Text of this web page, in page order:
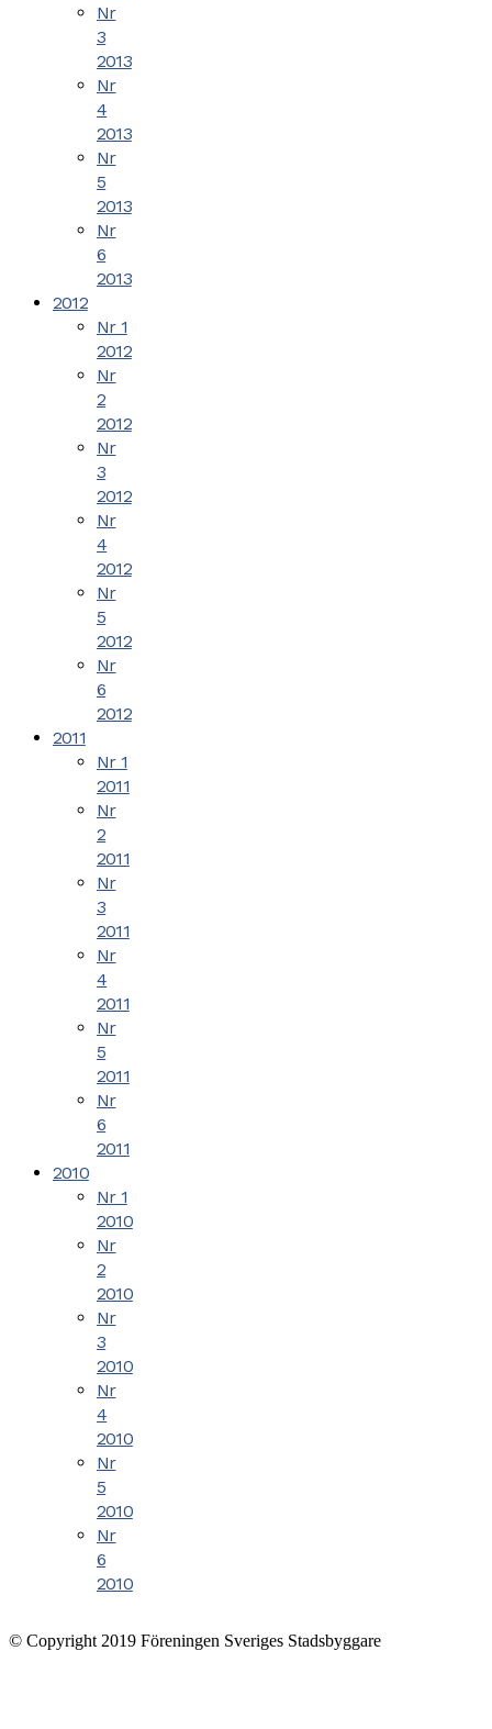
Nr
3
2013
Nr
4
2013
Nr
5
2013
Nr
6
2013
2012
Nr 1
2012
Nr
2
2012
Nr
3
2012
Nr
4
2012
Nr
5
2012
Nr
6
2012
2011
Nr 1
2011
Nr
2
2011
Nr
3
2011
Nr
4
2011
Nr
5
2011
Nr
6
2011
2010
Nr 1
2010
Nr
2
2010
Nr
3
2010
Nr
4
2010
Nr
5
2010
Nr
6
2010
© Copyright 2019 Föreningen Sveriges Stadsbyggare